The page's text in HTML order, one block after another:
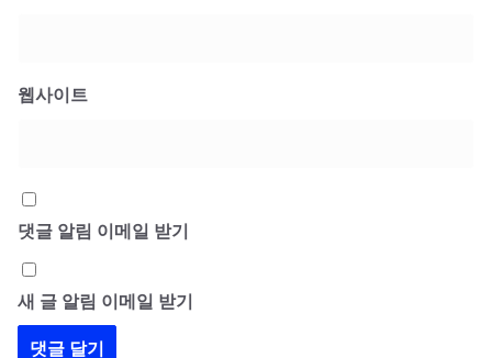
웹사이트
댓글 알림 이메일 받기
새 글 알림 이메일 받기